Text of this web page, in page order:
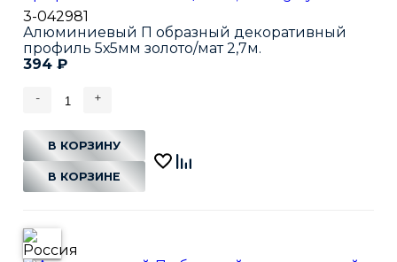
3-042981
Алюминиевый П образный декоративный
профиль 5х5мм золото/мат 2,7м.
394 ₽
- +
В КОРЗИНУ
В КОРЗИНЕ